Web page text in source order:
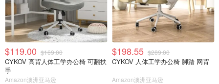
$119.00 $169.00
CYKOV 高背人体工学办公椅 可翻扶
手
Amazon澳洲亚马逊
$198.55 $289.00
CYKOV 人体工学办公椅 脚踏 网背
Amazon澳洲亚马逊